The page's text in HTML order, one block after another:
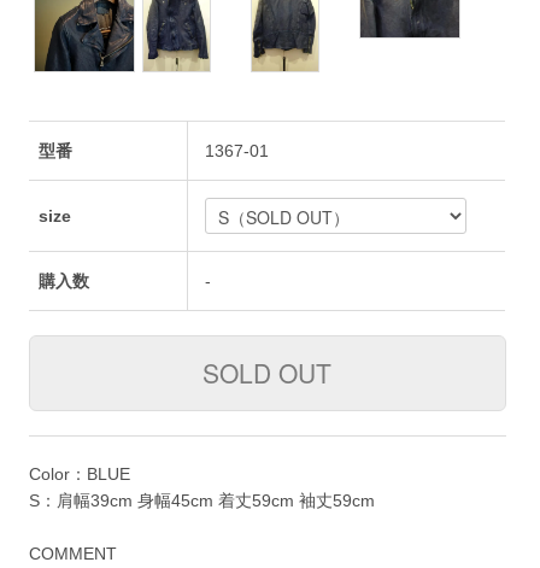
型番 1367-01
size
購入数 -
Color：BLUE
S：肩幅39cm 身幅45cm 着丈59cm 袖丈59cm
COMMENT